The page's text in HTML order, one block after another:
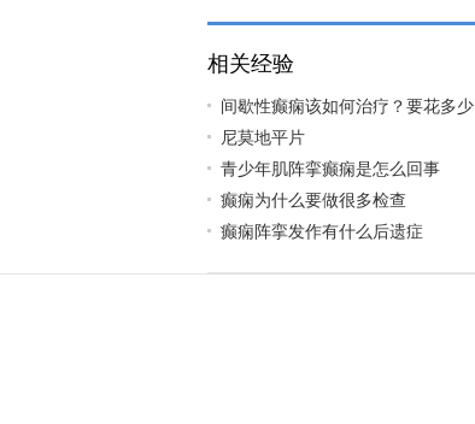
相关经验
间歇性癫痫该如何治疗？要花多少
尼莫地平片
青少年肌阵挛癫痫是怎么回事
癫痫为什么要做很多检查
癫痫阵挛发作有什么后遗症